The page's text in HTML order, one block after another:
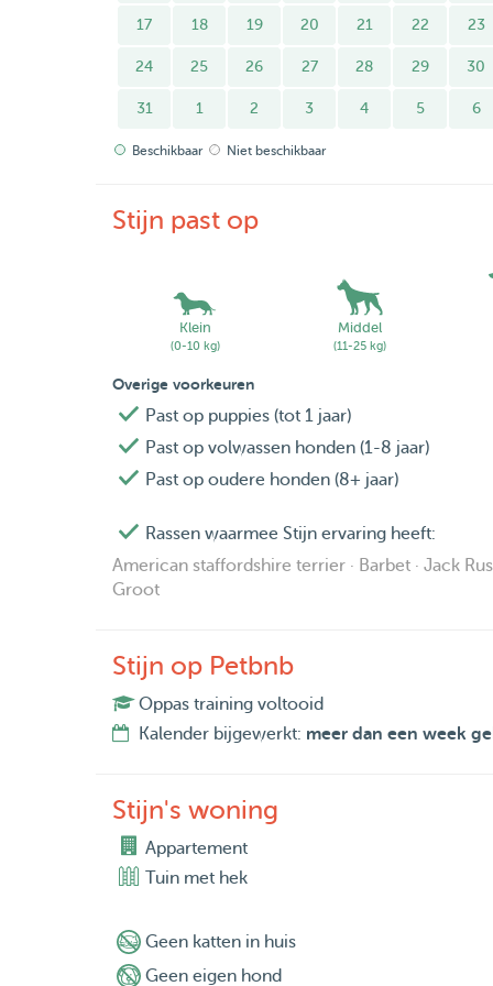
- Rustige tot middelactieve honden
*English*
Your pet comes first with me.
I provide a calm, safe, and loving environment
receives personal attention, and I truly take the
you can leave with complete peace of mind.
Experience with Dogs and Cats
I have experience caring for both dogs and
animals.
What I am comfortable with:
- Walking and playing with dogs
- Feeding according to fixed schedules
- Administering medication
I am flexibly available during weekdays and
possible upon arrangement.
- I Prefer to Care For:
- Social and friendly dogs
- Calm to moderately active dogs
17 18 19 20 21 22 23
24 25 26 27 28 29 30
31 1 2 3 4 5 6
Beschikbaar Niet beschikbaar
Stijn past op
Klein
(0-10 kg)
Middel
(11-25 kg)
Overige voorkeuren
Past op puppies (tot 1 jaar)
Past op volwassen honden (1-8 jaar)
Past op oudere honden (8+ jaar)
Rassen waarmee Stijn ervaring heeft:
American staffordshire terrier · Barbet · Jack
Groot
Stijn op Petbnb
Oppas training voltooid
Kalender bijgewerkt: meer dan een week
Stijn's woning
Appartement
Tuin met hek
Geen katten in huis
Geen eigen hond